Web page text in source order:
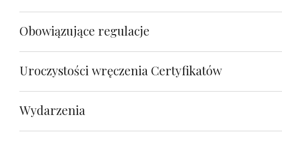
Obowiązujące regulacje
Uroczystości wręczenia Certyfikatów
Wydarzenia